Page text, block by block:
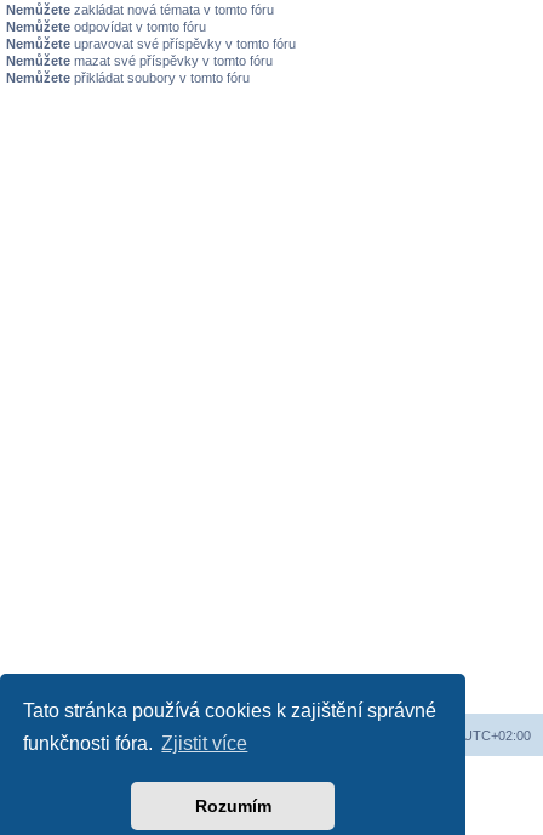
Tato stránka používá cookies k zajištění správné
funkčnosti fóra. Zjistit více
Rozumím
Nemůžete zakládat nová témata v tomto fóru
Nemůžete odpovídat v tomto fóru
Nemůžete upravovat své příspěvky v tomto fóru
Nemůžete mazat své příspěvky v tomto fóru
Nemůžete přikládat soubory v tomto fóru
Obsah fóra UTC+02:00
Český překlad –